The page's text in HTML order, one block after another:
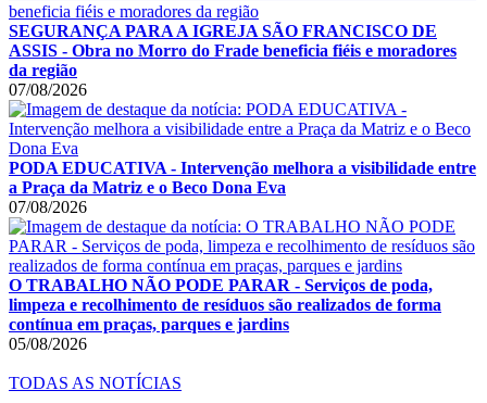
SEGURANÇA PARA A IGREJA SÃO FRANCISCO DE
ASSIS - Obra no Morro do Frade beneficia fiéis e moradores
da região
07/08/2026
PODA EDUCATIVA - Intervenção melhora a visibilidade entre
a Praça da Matriz e o Beco Dona Eva
07/08/2026
O TRABALHO NÃO PODE PARAR - Serviços de poda,
limpeza e recolhimento de resíduos são realizados de forma
contínua em praças, parques e jardins
05/08/2026
TODAS AS NOTÍCIAS